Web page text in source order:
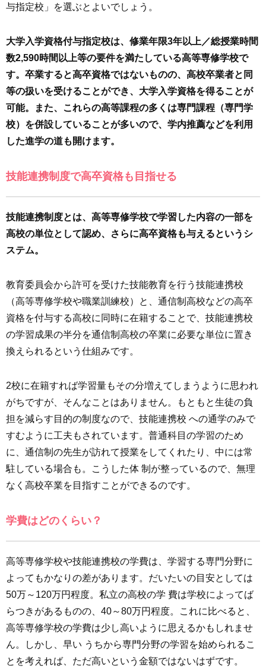
与指定校」を選ぶとよいでしょう。
大学入学資格付与指定校は、修業年限3年以上／総授業時間
数2,590時間以上等の要件を満たしている高等専修学校で
す。卒業すると高卒資格ではないものの、高校卒業者と同
等の扱いを受けることができ、大学入学資格を得ることが
可能。また、これらの高等課程の多くは専門課程（専門学
校）を併設していることが多いので、学内推薦などを利用
した進学の道も開けます。
技能連携制度で高卒資格も目指せる
技能連携制度とは、高等専修学校で学習した内容の一部を
高校の単位として認め、さらに高卒資格も与えるというシ
ステム。
教育委員会から許可を受けた技能教育を行う技能連携校
（高等専修学校や職業訓練校）と、通信制高校などの高卒
資格を付与する高校に同時に在籍することで、技能連携校
の学習成果の半分を通信制高校の卒業に必要な単位に置き
換えられるという仕組みです。
2校に在籍すれば学習量もその分増えてしまうように思われ
がちですが、そんなことはありません。もともと生徒の負
担を減らす目的の制度なので、技能連携校 への通学のみで
すむように工夫もされています。普通科目の学習のため
に、通信制の先生が訪れて授業をしてくれたり、中には常
駐している場合も。こうした体 制が整っているので、無理
なく高校卒業を目指すことができるのです。
学費はどのくらい？
高等専修学校や技能連携校の学費は、学習する専門分野に
よってもかなりの差があります。だいたいの目安としては
50万～120万円程度。私立の高校の学 費は学校によってば
らつきがあるものの、40～80万円程度。これに比べると、
高等専修学校の学費は少し高いように思えるかもしれませ
ん。しかし、早い うちから専門分野の学習を始められるこ
とを考えれば、ただ高いという金額ではないはずです。